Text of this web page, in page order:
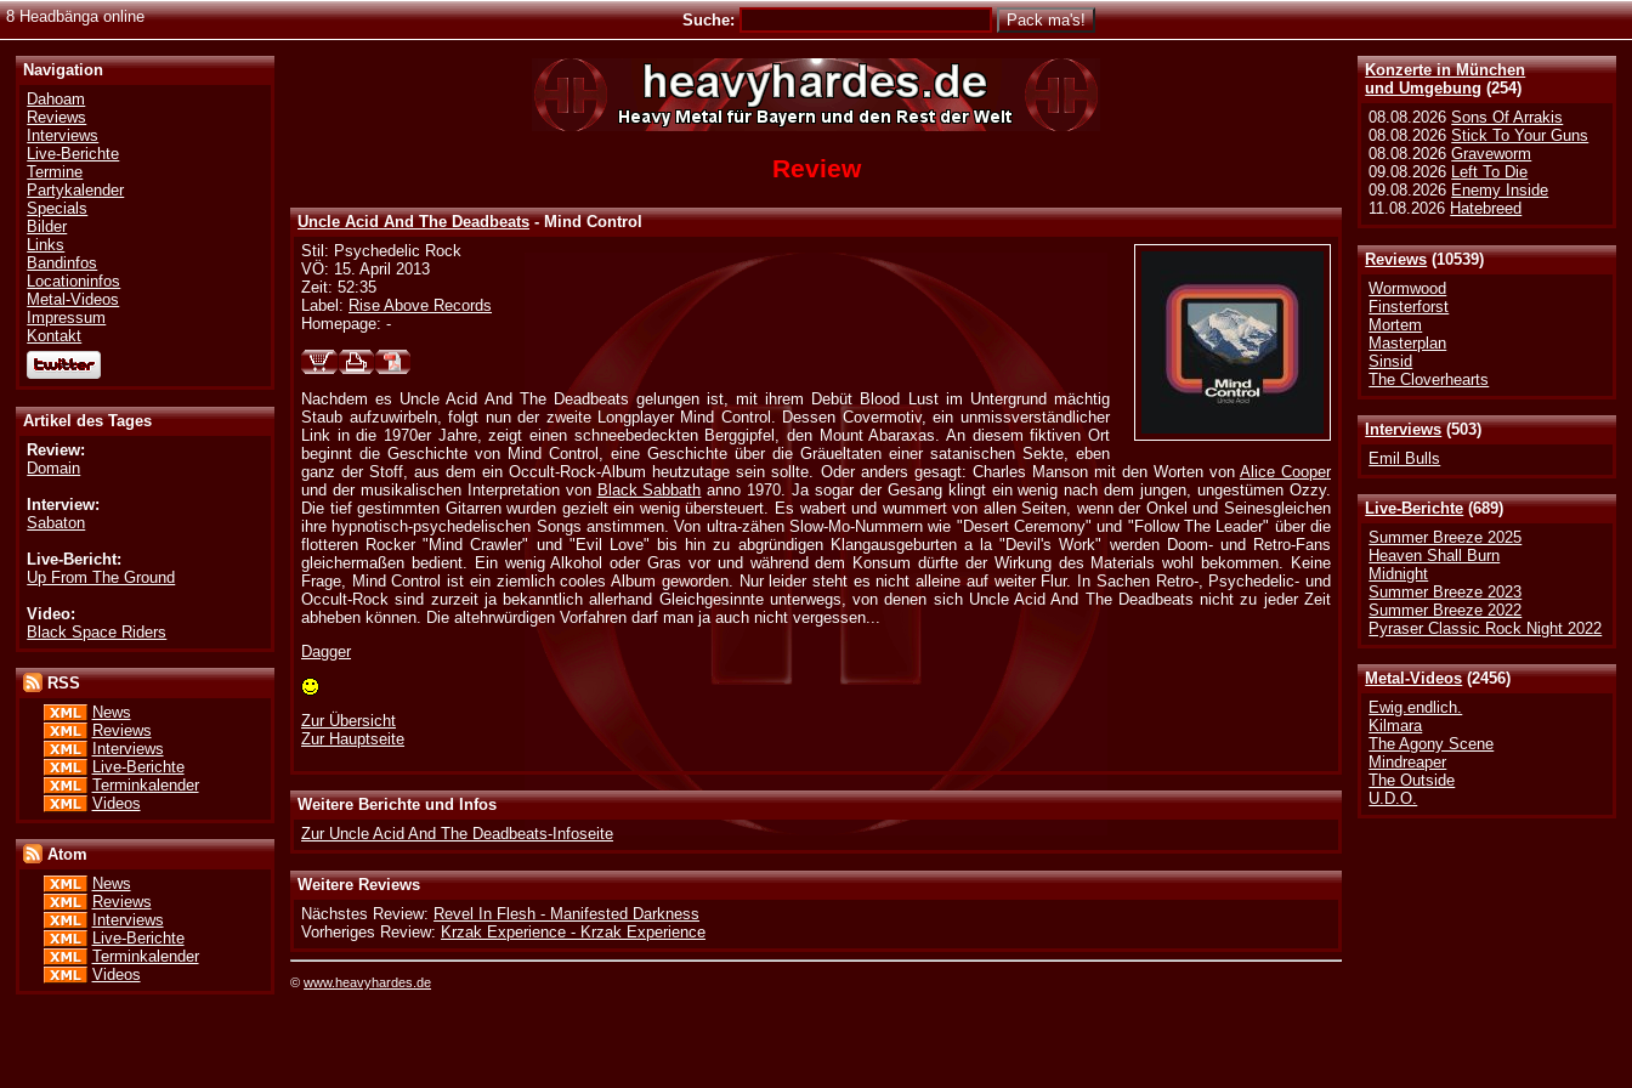
8 Headbänga online Suche:
Konzerte in München
und Umgebung (254)
08.08.2026Sons Of Arrakis
08.08.2026Stick To Your Guns
08.08.2026Graveworm
09.08.2026 Left To Die
09.08.2026 Enemy Inside
11.08.2026 Hatebreed
Reviews(10539)
Wormwood
Finsterforst
Mortem
Masterplan
Sinsid
The Cloverhearts
Interviews(503)
Emil Bulls
Live-Berichte(689)
Summer Breeze 2025
Heaven Shall Burn
Midnight
Summer Breeze 2023
Summer Breeze 2022
Pyraser Classic Rock Night 2022
Metal-Videos(2456)
Ewig.endlich.
Kilmara
The Agony Scene
Mindreaper
The Outside
U.D.O.
Navigation
Dahoam
Reviews
Interviews
Live-Berichte
Termine
Partykalender
Specials
Bilder
Links
Bandinfos
Locationinfos
Metal-Videos
Impressum
Kontakt
Artikel des Tages
Review:
Domain
Interview:
Sabaton
Live-Bericht:
Up From The Ground
Video:
Black Space Riders
RSS
News
Reviews
Interviews
Live-Berichte
Terminkalender
Videos
Atom
News
Reviews
Interviews
Live-Berichte
Terminkalender
Videos
Review
Uncle Acid And The Deadbeats- Mind Control
Stil: Psychedelic Rock
VÖ: 15. April 2013
Zeit: 52:35
Label: Rise Above Records
Homepage: -
Nachdem es Uncle Acid And The Deadbeats gelungen ist, mit ihrem Debüt Blood Lust im Untergrund mächtig
Staub aufzuwirbeln, folgt nun der zweite Longplayer Mind Control. Dessen Covermotiv, ein unmissverständlicher
Link in die 1970er Jahre, zeigt einen schneebedeckten Berggipfel, den Mount Abaraxas. An diesem fiktiven Ort
beginnt die Geschichte von Mind Control, eine Geschichte über die Gräueltaten einer satanischen Sekte, eben
ganz der Stoff, aus dem ein Occult-Rock-Album heutzutage sein sollte. Oder anders gesagt: Charles Manson mit den Worten von Alice Cooper
und der musikalischen Interpretation von Black Sabbath anno 1970. Ja sogar der Gesang klingt ein wenig nach dem jungen, ungestümen Ozzy.
Die tief gestimmten Gitarren wurden gezielt ein wenig übersteuert. Es wabert und wummert von allen Seiten, wenn der Onkel und Seinesgleichen
ihre hypnotisch-psychedelischen Songs anstimmen. Von ultra-zähen Slow-Mo-Nummern wie "Desert Ceremony" und "Follow The Leader" über die
flotteren Rocker "Mind Crawler" und "Evil Love" bis hin zu abgründigen Klangausgeburten a la "Devil's Work" werden Doom- und Retro-Fans
gleichermaßen bedient. Ein wenig Alkohol oder Gras vor und während dem Konsum dürfte der Wirkung des Materials wohl bekommen. Keine
Frage, Mind Control ist ein ziemlich cooles Album geworden. Nur leider steht es nicht alleine auf weiter Flur. In Sachen Retro-, Psychedelic- und
Occult-Rock sind zurzeit ja bekanntlich allerhand Gleichgesinnte unterwegs, von denen sich Uncle Acid And The Deadbeats nicht zu jeder Zeit
abheben können. Die altehrwürdigen Vorfahren darf man ja auch nicht vergessen...
Dagger
Zur Übersicht
Zur Hauptseite
Weitere Berichte und Infos
Zur Uncle Acid And The Deadbeats-Infoseite
Weitere Reviews
Nächstes Review: Revel In Flesh - Manifested Darkness
Vorheriges Review: Krzak Experience - Krzak Experience
©www.heavyhardes.de